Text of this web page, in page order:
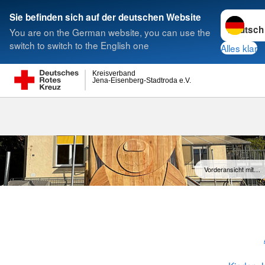
Sie befinden sich auf der deutschen Website
You are on the German website, you can use the
switch to switch to the English one
Sprache
Alles klar
Jena-Eisenberg-Stadtroda e.V.
Kreisverband
Suche
Vorderansicht mit…